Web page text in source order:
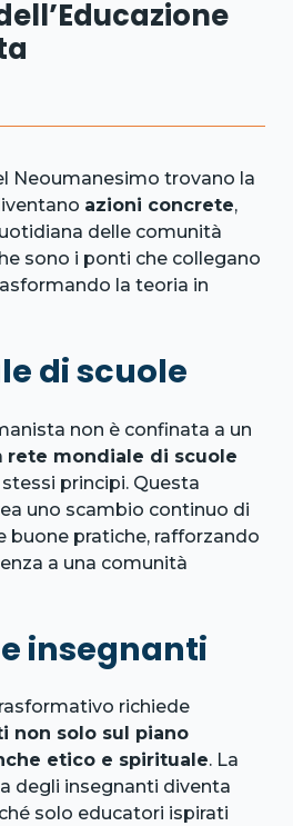
Neoumanesimo trovano la
azioni concrete,
delle comunità
sono i ponti che collegano
la teoria in
di scuole
non è confinata a un
rete mondiale di scuole
principi. Questa
uno scambio continuo di
buone pratiche, rafforzando
a una comunità
insegnanti
richiede
non solo sul piano
etico e spirituale. La
degli insegnanti diventa
solo educatori ispirati